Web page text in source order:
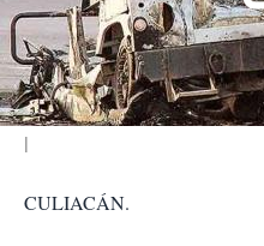
t
i
r
CULIACÁN.